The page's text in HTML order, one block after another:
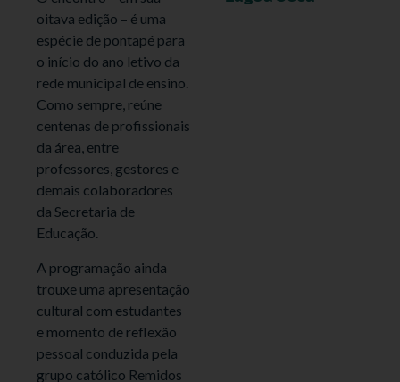
oitava edição – é uma
espécie de pontapé para
o início do ano letivo da
rede municipal de ensino.
Como sempre, reúne
centenas de profissionais
da área, entre
professores, gestores e
demais colaboradores
da Secretaria de
Educação.
A programação ainda
trouxe uma apresentação
cultural com estudantes
e momento de reflexão
pessoal conduzida pela
grupo católico Remidos